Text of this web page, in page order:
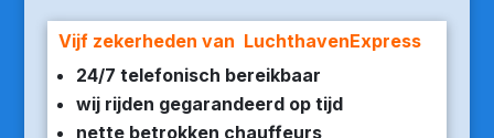
Vijf zekerheden van LuchthavenExpress
24/7 telefonisch bereikbaar
wij rijden gegarandeerd op tijd
nette betrokken chauffeurs